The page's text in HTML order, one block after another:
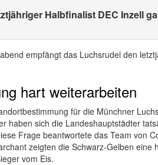
Halbfinalist DEC Inzell
empfängt das Luchsrudel den
hart weiterarbeiten
für die Münchner
haben sich die Landeshauptstädter
Frage beantwortete das Team von
zeigten die Schwarz-Gelben eine
vom Eis.